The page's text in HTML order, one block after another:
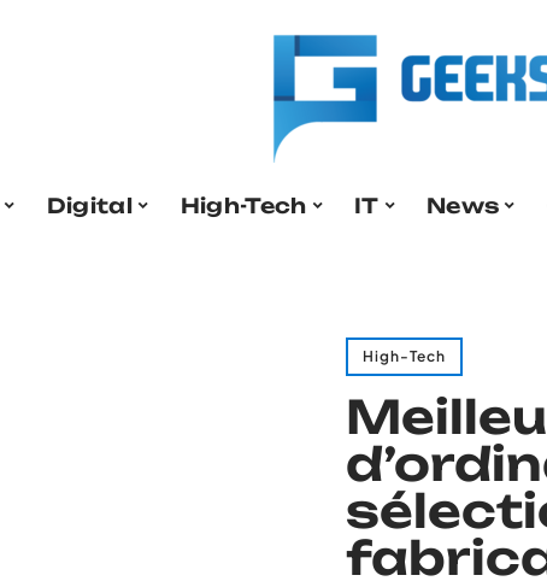
Digital High-Tech IT News
High-Tech